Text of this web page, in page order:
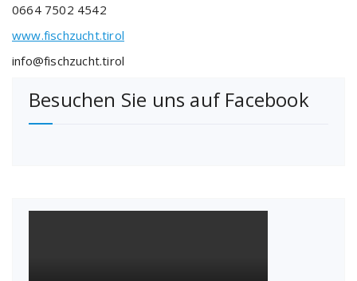
0664 7502 4542
www.fischzucht.tirol
info@fischzucht.tirol
Besuchen Sie uns auf Facebook